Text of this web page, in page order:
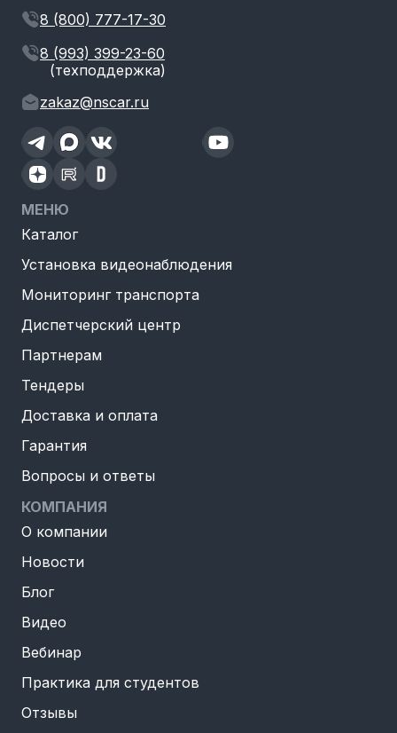
8 (800) 777-17-30
8 (993) 399-23-60
(техподдержка)
zakaz@nscar.ru
МЕНЮ
Каталог
Установка видеонаблюдения
Мониторинг транспорта
Диспетчерский центр
Партнерам
Тендеры
Доставка и оплата
Гарантия
Вопросы и ответы
КОМПАНИЯ
О компании
Новости
Блог
Видео
Вебинар
Практика для студентов
Отзывы